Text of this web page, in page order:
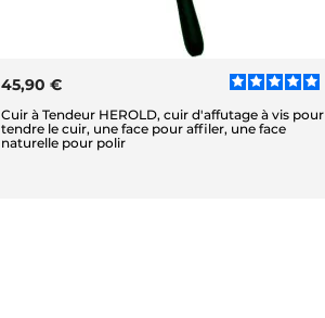
45,90 €
Cuir à Tendeur HEROLD, cuir d'affutage à vis pour
tendre le cuir, une face pour affiler, une face
naturelle pour polir